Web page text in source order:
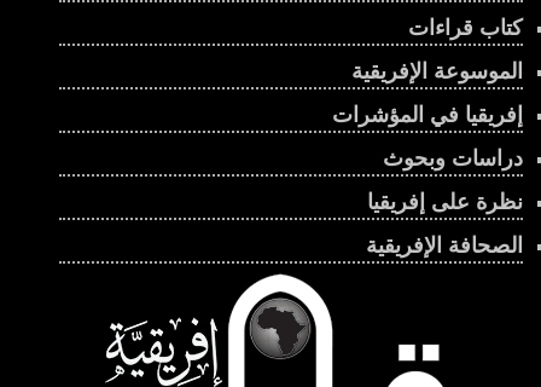
كتاب قراءات
الموسوعة الإفريقية
إفريقيا في المؤشرات
دراسات وبحوث
نظرة على إفريقيا
الصحافة الإفريقية